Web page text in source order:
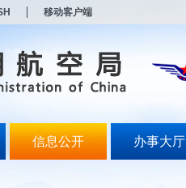
移动客户端
信息公开 办事大厅